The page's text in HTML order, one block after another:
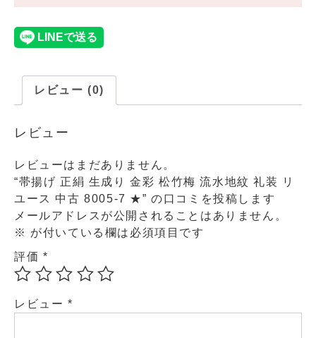
レビュー (0)
レビュー
レビューはまだありません。
“帯揚げ 正絹 生成り 金彩 松竹梅 流水地紋 礼装 リ
ユース 中古 8005-7 ★” の口コミを投稿します
メールアドレスが公開されることはありません。
※ が付いている欄は必須項目です
評価 *
レビュー *